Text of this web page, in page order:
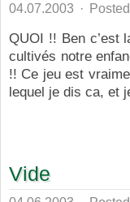
04.07.2003 ·
QUOI !! Ben c’est
cultivés notre
!! Ce jeu est
lequel je dis ca, et
Vide